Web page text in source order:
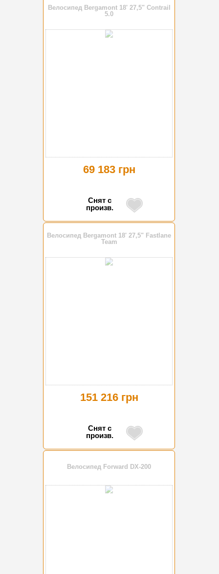
Велосипед Bergamont 18' 27,5" Contrail
5.0
69 183 грн
Снят с
произв.
Велосипед Bergamont 18' 27,5" Fastlane
Team
151 216 грн
Снят с
произв.
Велосипед Forward DX-200